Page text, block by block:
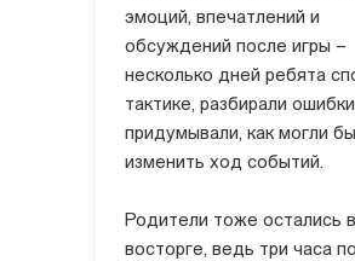
эмоций, впечатлений и
обсуждений после игры –
несколько дней ребята
тактике, разбирали
придумывали, как могли бы
изменить ход событий.
Родители тоже остались в
восторге, ведь три часа